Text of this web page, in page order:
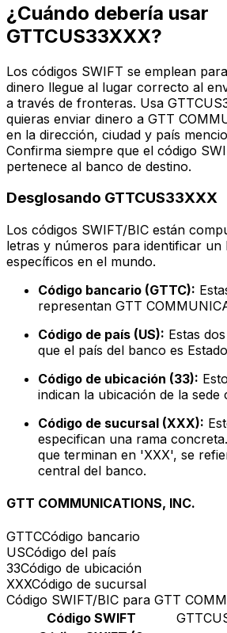
¿Cuándo debería usar
GTTCUS33XXX?
Los códigos SWIFT se emplean
dinero llegue al lugar correcto al
a través de fronteras. Usa
quieras enviar dinero a GTT
en la dirección, ciudad y país
Confirma siempre que el código
pertenece al banco de destino.
Desglosando GTTCUS33XXX
Los códigos SWIFT/BIC están
letras y números para identificar
específicos en el mundo.
Código bancario (GTTC):
representan GTT
Código de país (US): Estas
que el país del banco es
Código de ubicación (33):
indican la ubicación de la sede
Código de sucursal (XXX):
especifican una rama
que terminan en 'XXX', se
central del banco.
GTT COMMUNICATIONS, INC.
GTTCCódigo bancario
USCódigo del país
33Código de ubicación
XXXCódigo de sucursal
Código SWIFT/BIC para GTT
Código SWIFT